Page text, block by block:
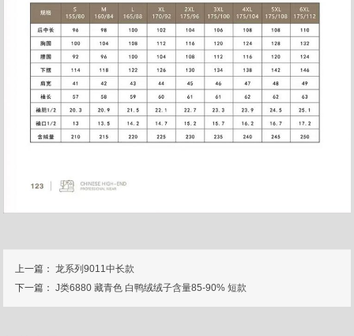
上一篇：龙系列9011中长款
下一篇：J类6880 藏青色 白鸭绒绒子含量85-90% 短款